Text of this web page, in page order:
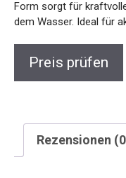
Form sorgt für
dem Wasser. Ideal für
Preis prüfen
Rezensionen